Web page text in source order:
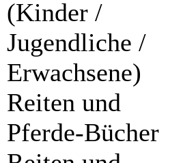
(Kinder /
Jugendliche /
Erwachsene)
Reiten und
Pferde-Bücher